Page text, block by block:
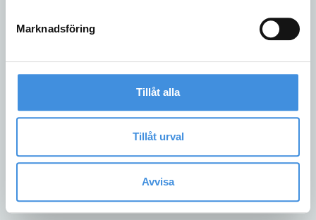
Marknadsföring
Tillåt alla
Tillåt urval
Avvisa